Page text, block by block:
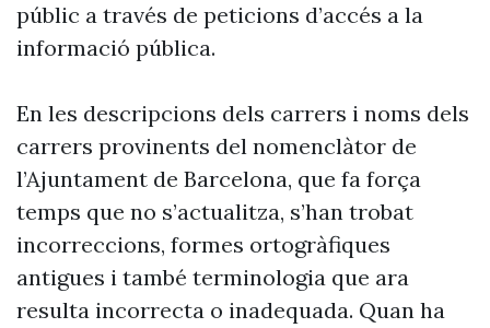
públic a través de peticions d’accés a la
informació pública.
En les descripcions dels carrers i noms dels
carrers provinents del nomenclàtor de
l’Ajuntament de Barcelona, que fa força
temps que no s’actualitza, s’han trobat
incorreccions, formes ortogràfiques
antigues i també terminologia que ara
resulta incorrecta o inadequada. Quan ha